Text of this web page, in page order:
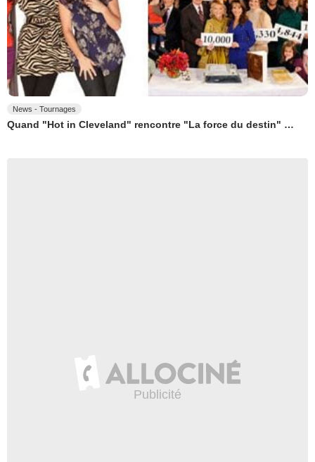
News - Tournages
Quand "Hot in Cleveland" rencontre "La force du destin" …